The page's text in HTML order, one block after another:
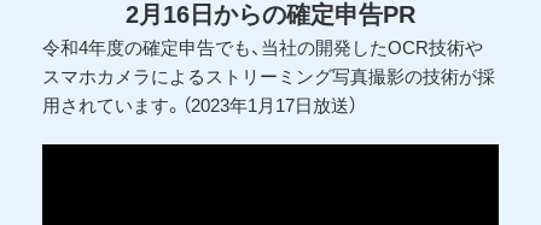
2月16日からの確定申告PR
令和4年度の確定申告でも、当社の開発したOCR技術や
スマホカメラによるストリーミング写真撮影の技術が採
用されています。（2023年1月17日放送）